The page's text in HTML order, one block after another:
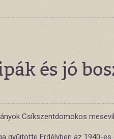
és jó
Csíkszentdomokos
gyűjtötte Erdélyben az 1940-